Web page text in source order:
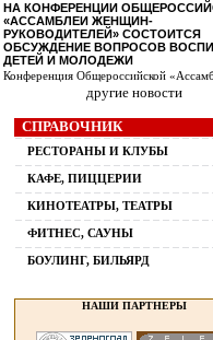
НА КОНФЕРЕНЦИИ
«АССАМБЛЕИ ЖЕНЩИН-
РУКОВОДИТЕЛЕЙ» СОСТОИТСЯ
ОБСУЖДЕНИЕ ВОПРОСОВ
ДЕТЕЙ И МОЛОДЕЖИ
Конференция Общероссийской
другие новости
СПРАВОЧНИК
РЕСТОРАНЫ И КЛУБЫ
КАФЕ, ПИЦЦЕРИИ
КИНОТЕАТРЫ, ТЕАТРЫ
ФИТНЕС, САУНЫ
БОУЛИНГ, БИЛЬЯРД
НАШИ ПАРТНЕРЫ